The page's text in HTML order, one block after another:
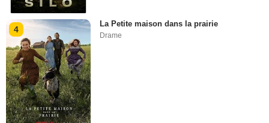
4
La Petite maison dans la prairie
Drame